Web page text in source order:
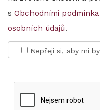
s Obchodními
osobních údajů.
Nepřeji si, aby mi